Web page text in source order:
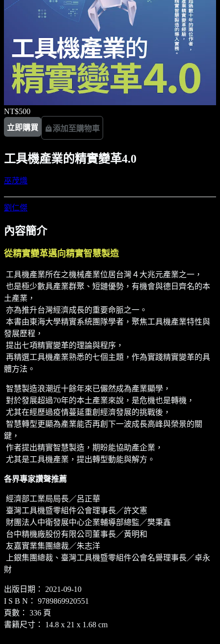
NT$500
立即購買
添加至購物車
工具機產業的精實變革4.0
巫茂熾
劉仁傑
內容簡介
從精實變革邁向精實智慧製造
工具機產業所在之機械產業位居台灣４大兆元產業之一，
也是極少數具產業群聚、短鏈優勢，有機會與德日齊名的本
土產業，
亦為推升台灣經濟成長的重要命脈之一。
本書由東海大學精實系統團隊學者，聚焦工具機產業特性與
發展歷程，
提出七項精實變革的理論與程序，
再精選工具機產業熟悉的七個主題，作為實踐精實變革的具
體方法。
智慧製造浪潮近十餘年來已儼然成為產業顯學，
對於發展超過70年的本土產業來說，是危機也是轉機，
尤其在經歷過疫情蔓延重創經濟發展的挑戰後，
智慧轉型更顯為產業能否再創下一波成長高峰與榮景的關
鍵，
作者提出精實智慧製造，期盼能協助產企業，
尤其是工具機產業，提出轉型動能與解方。
各界專家讚聲推薦
經濟部工業局局長／呂正華
臺灣工具機暨零組件公會理事長／許文憲
財團法人中衛發展中心企業輔導部總監／樊秉鑫
台中精機廠股份有限公司董事長／黃明和
友嘉實業集團總裁／朱志洋
上銀集團總裁、臺灣工具機暨零組件公會名譽理事長／卓永
財
出版日期： 2021-09-10
I S B N： 9789869920551
頁數： 336 頁
書籍尺寸： 14.8 x 21 x 1.68 cm